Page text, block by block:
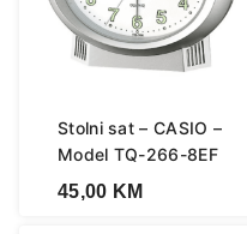
Stolni sat – CASIO –
Model TQ-266-8EF
45,00 KM